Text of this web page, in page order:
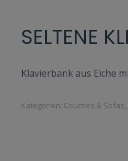
SELTENE
Klavierbank aus Eiche
Kategorien: Couches & Sofas,